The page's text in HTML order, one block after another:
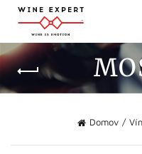
Domov